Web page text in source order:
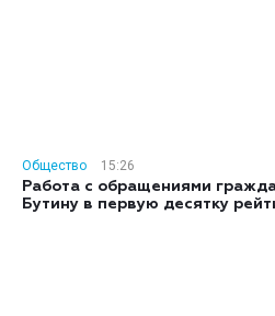
Общество
15:26
Работа с обращениями
Бутину в первую десятку